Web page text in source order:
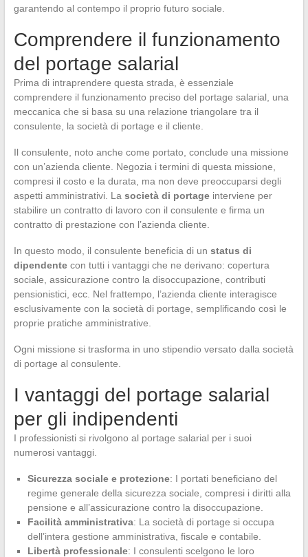
garantendo al contempo il proprio futuro sociale.
Comprendere il funzionamento
del portage salarial
Prima di intraprendere questa strada, è essenziale
comprendere il funzionamento preciso del portage salarial, una
meccanica che si basa su una relazione triangolare tra il
consulente, la società di portage e il cliente.
Il consulente, noto anche come portato, conclude una missione
con un’azienda cliente. Negozia i termini di questa missione,
compresi il costo e la durata, ma non deve preoccuparsi degli
aspetti amministrativi. La società di portageinterviene per
stabilire un contratto di lavoro con il consulente e firma un
contratto di prestazione con l’azienda cliente.
In questo modo, il consulente beneficia di un status di
dipendentecon tutti i vantaggi che ne derivano: copertura
sociale, assicurazione contro la disoccupazione, contributi
pensionistici, ecc. Nel frattempo, l’azienda cliente interagisce
esclusivamente con la società di portage, semplificando così le
proprie pratiche amministrative.
Ogni missione si trasforma in uno stipendio versato dalla società
di portage al consulente.
I vantaggi del portage salarial
per gli indipendenti
I professionisti si rivolgono al portage salarial per i suoi
numerosi vantaggi.
Sicurezza sociale e protezione: I portati beneficiano del
regime generale della sicurezza sociale, compresi i diritti alla
pensione e all’assicurazione contro la disoccupazione.
Facilità amministrativa: La società di portage si occupa
dell’intera gestione amministrativa, fiscale e contabile.
Libertà professionale: I consulenti scelgono le loro